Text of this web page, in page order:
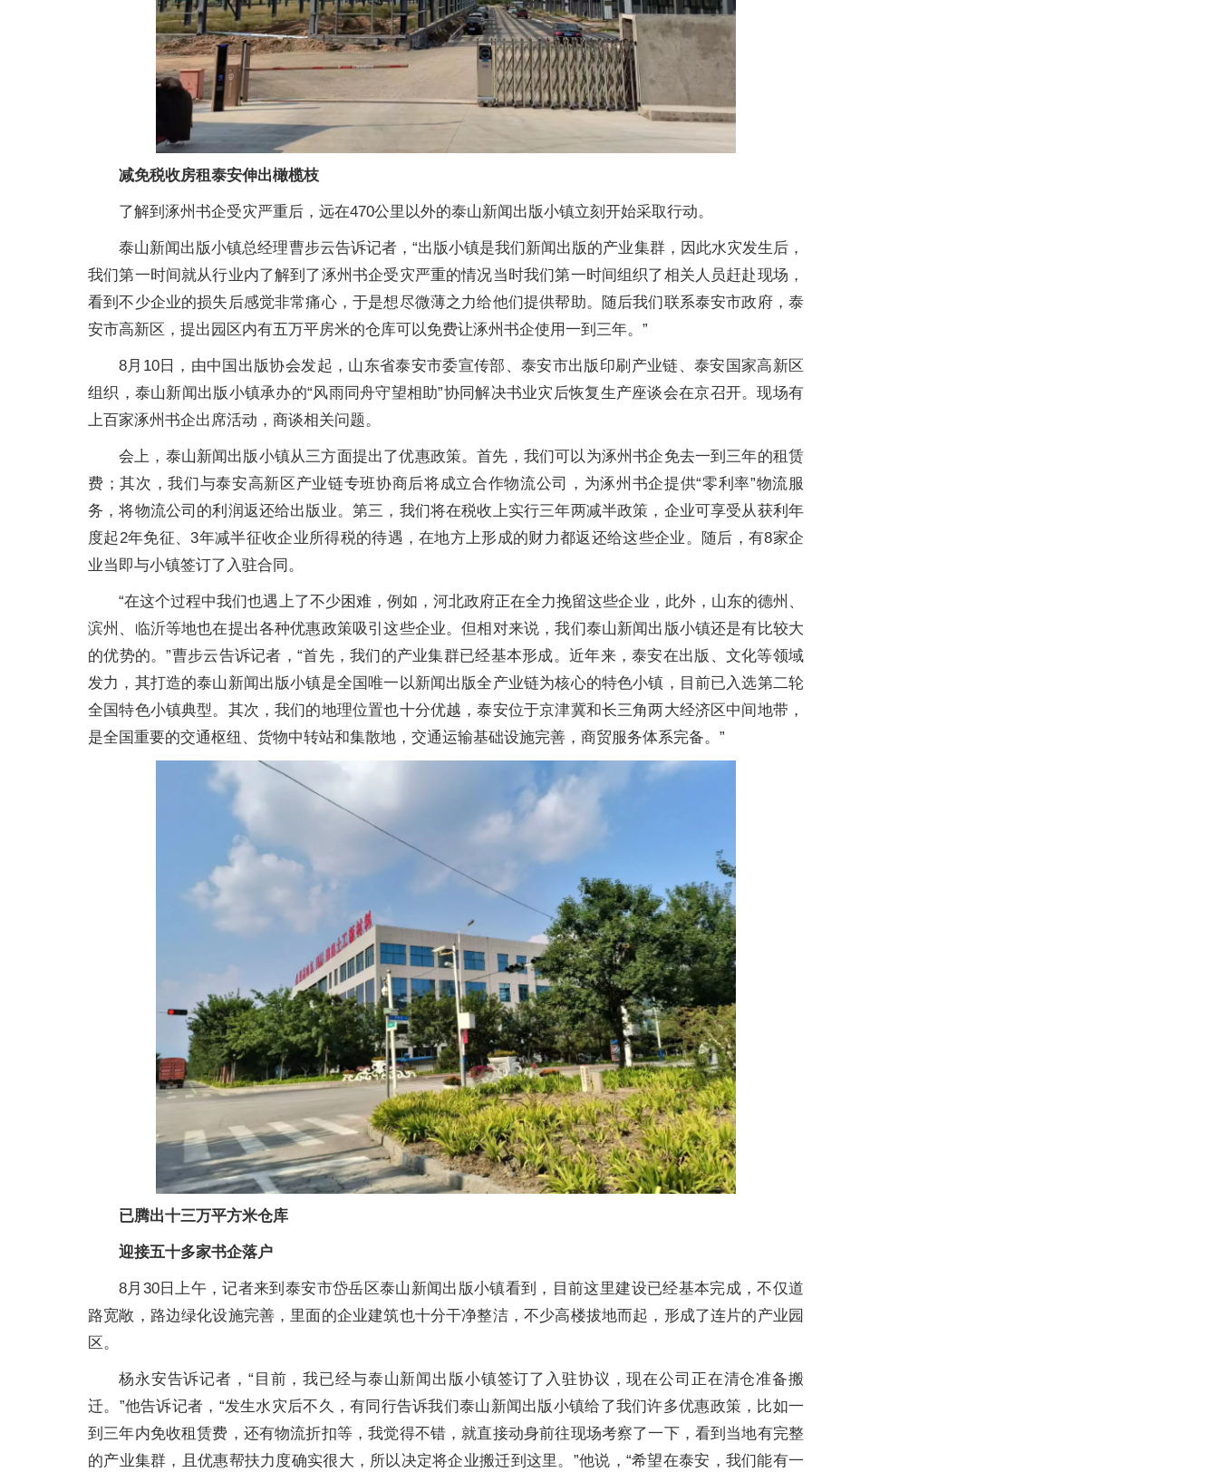
减免税收房租泰安伸出橄榄枝
了解到涿州书企受灾严重后，远在470公里以外的泰山新闻出版小镇立刻开始采取行动。
泰山新闻出版小镇总经理曹步云告诉记者，“出版小镇是我们新闻出版的产业集群，因此水灾发生后，
我们第一时间就从行业内了解到了涿州书企受灾严重的情况当时我们第一时间组织了相关人员赶赴现场，
看到不少企业的损失后感觉非常痛心，于是想尽微薄之力给他们提供帮助。随后我们联系泰安市政府，泰
安市高新区，提出园区内有五万平房米的仓库可以免费让涿州书企使用一到三年。”
8月10日，由中国出版协会发起，山东省泰安市委宣传部、泰安市出版印刷产业链、泰安国家高新区
组织，泰山新闻出版小镇承办的“风雨同舟守望相助”协同解决书业灾后恢复生产座谈会在京召开。现场有
上百家涿州书企出席活动，商谈相关问题。
会上，泰山新闻出版小镇从三方面提出了优惠政策。首先，我们可以为涿州书企免去一到三年的租赁
费；其次，我们与泰安高新区产业链专班协商后将成立合作物流公司，为涿州书企提供“零利率”物流服
务，将物流公司的利润返还给出版业。第三，我们将在税收上实行三年两减半政策，企业可享受从获利年
度起2年免征、3年减半征收企业所得税的待遇，在地方上形成的财力都返还给这些企业。随后，有8家企
业当即与小镇签订了入驻合同。
“在这个过程中我们也遇上了不少困难，例如，河北政府正在全力挽留这些企业，此外，山东的德州、
滨州、临沂等地也在提出各种优惠政策吸引这些企业。但相对来说，我们泰山新闻出版小镇还是有比较大
的优势的。”曹步云告诉记者，“首先，我们的产业集群已经基本形成。近年来，泰安在出版、文化等领域
发力，其打造的泰山新闻出版小镇是全国唯一以新闻出版全产业链为核心的特色小镇，目前已入选第二轮
全国特色小镇典型。其次，我们的地理位置也十分优越，泰安位于京津冀和长三角两大经济区中间地带，
是全国重要的交通枢纽、货物中转站和集散地，交通运输基础设施完善，商贸服务体系完备。”
已腾出十三万平方米仓库
迎接五十多家书企落户
8月30日上午，记者来到泰安市岱岳区泰山新闻出版小镇看到，目前这里建设已经基本完成，不仅道
路宽敞，路边绿化设施完善，里面的企业建筑也十分干净整洁，不少高楼拔地而起，形成了连片的产业园
区。
杨永安告诉记者，“目前，我已经与泰山新闻出版小镇签订了入驻协议，现在公司正在清仓准备搬
迁。”他告诉记者，“发生水灾后不久，有同行告诉我们泰山新闻出版小镇给了我们许多优惠政策，比如一
到三年内免收租赁费，还有物流折扣等，我觉得不错，就直接动身前往现场考察了一下，看到当地有完整
的产业集群，且优惠帮扶力度确实很大，所以决定将企业搬迁到这里。”他说，“希望在泰安，我们能有一